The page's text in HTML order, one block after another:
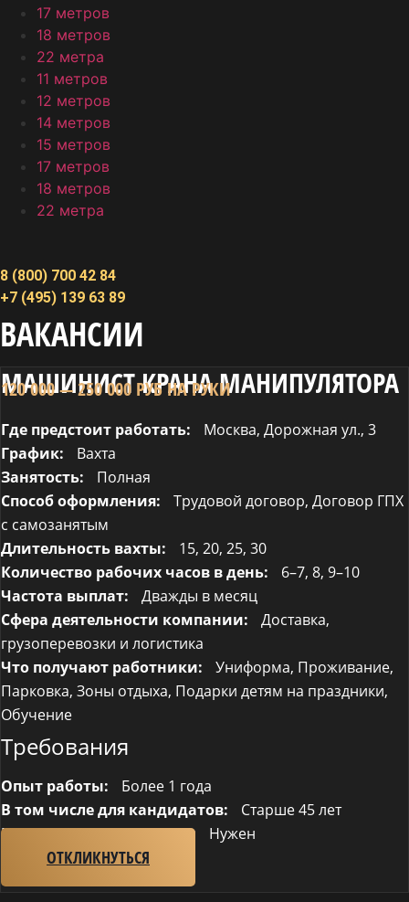
17 метров
18 метров
22 метра
11 метров
12 метров
14 метров
15 метров
17 метров
18 метров
22 метра
8 (800) 700 42 84
+7 (495) 139 63 89
ВАКАНСИИ
МАШИНИСТ КРАНА МАНИПУЛЯТОРА
120 000 — 250 000 РУБ НА РУКИ
Где предстоит работать:
Москва, Дорожная ул., 3
График:
Вахта
Занятость:
Полная
Способ оформления:
Трудовой договор, Договор ГПХ
с самозанятым
Длительность вахты:
15, 20, 25, 30
Количество рабочих часов в день:
6–7, 8, 9–10
Частота выплат:
Дважды в месяц
Сфера деятельности компании:
Доставка,
грузоперевозки и логистика
Что получают работники:
Униформа, Проживание,
Парковка, Зоны отдыха, Подарки детям на праздники,
Обучение
Требования
Опыт работы:
Более 1 года
В том числе для кандидатов:
Старше 45 лет
Навык ремонта техники:
Нужен
ОТКЛИКНУТЬСЯ